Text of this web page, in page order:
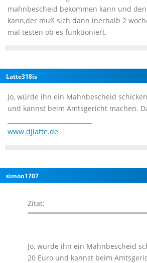
mahnbescheid bekommen kann und
kann,der muß sich dann inerhalb 2
mal testen ob es funktioniert.
Latte318is
Jo, würde ihn ein Mahnbescheid
und kannst beim Amtsgericht machen.
www.djlatte.de
simon1707
Zitat:
Jo, würde ihn ein Mahnbescheid
20 Euro und kannst beim